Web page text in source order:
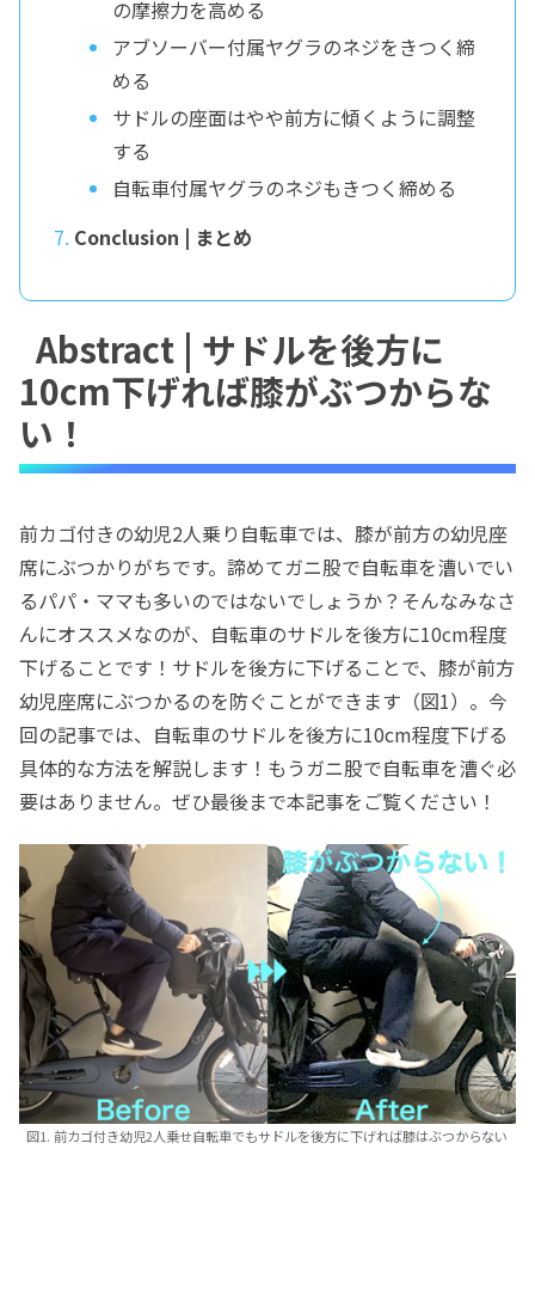
の摩擦力を高める
アブソーバー付属ヤグラのネジをきつく締
める
サドルの座面はやや前方に傾くように調整
する
自転車付属ヤグラのネジもきつく締める
Conclusion | まとめ
Abstract | サドルを後方に
10cm下げれば膝がぶつからな
い！
前カゴ付きの幼児2人乗り自転車では、膝が前方の幼児座
席にぶつかりがちです。諦めてガニ股で自転車を漕いでい
るパパ・ママも多いのではないでしょうか？そんなみなさ
んにオススメなのが、自転車のサドルを後方に10cm程度
下げることです！サドルを後方に下げることで、膝が前方
幼児座席にぶつかるのを防ぐことができます（図1）。今
回の記事では、自転車のサドルを後方に10cm程度下げる
具体的な方法を解説します！もうガニ股で自転車を漕ぐ必
要はありません。ぜひ最後まで本記事をご覧ください！
図1. 前カゴ付き幼児2人乗せ自転車でもサドルを後方に下げれば膝はぶつからない